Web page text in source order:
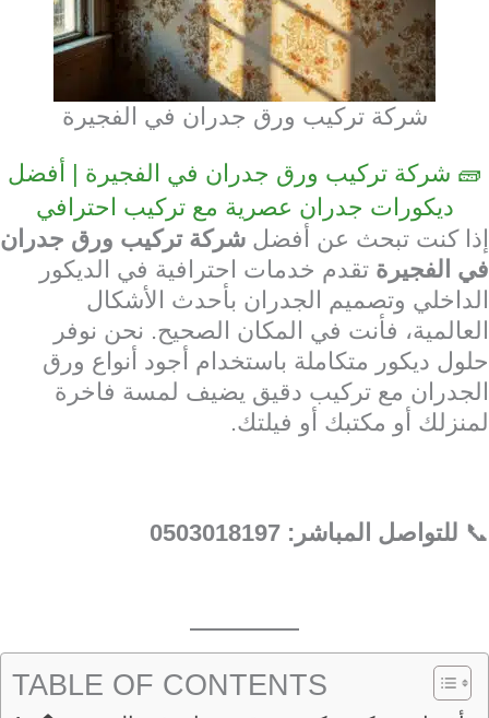
شركة تركيب ورق جدران في الفجيرة
🧱 شركة تركيب ورق جدران في الفجيرة | أفضل
ديكورات جدران عصرية مع تركيب احترافي
إذا كنت تبحث عن أفضل شركة تركيب ورق جدران
في الفجيرة تقدم خدمات احترافية في الديكور
الداخلي وتصميم الجدران بأحدث الأشكال
العالمية، فأنت في المكان الصحيح. نحن نوفر
حلول ديكور متكاملة باستخدام أجود أنواع ورق
الجدران مع تركيب دقيق يضيف لمسة فاخرة
لمنزلك أو مكتبك أو فيلتك.
📞 للتواصل المباشر: 0503018197
TABLE OF CONTENTS